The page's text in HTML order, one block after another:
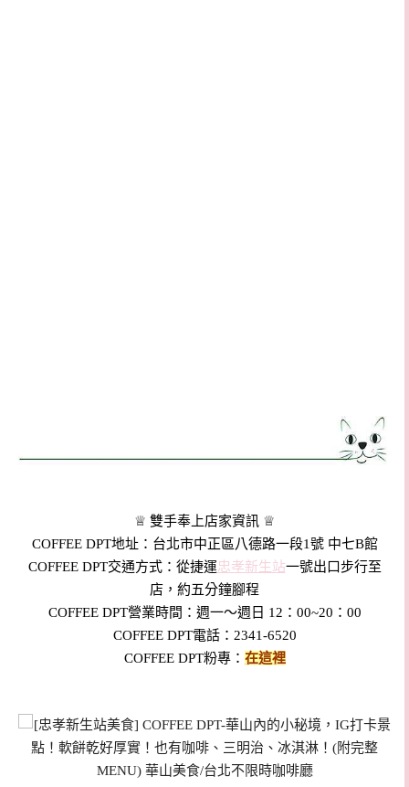
♕ 雙手奉上店家資訊 ♕
COFFEE DPT地址：台北市中正區八德路一段1號 中七B館
COFFEE DPT交通方式：從捷運忠孝新生站一號出口步行至
店，約五分鐘腳程
COFFEE DPT營業時間：週一～週日 12：00~20：00
COFFEE DPT電話：2341-6520
COFFEE DPT粉專： 在這裡